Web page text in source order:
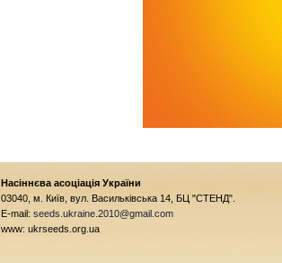
Насіннєва асоціація України
03040, м. Київ, вул. Васильківська 14, БЦ "СТЕНД".
E-mail: seeds.ukraine.2010@gmail.com
www: ukrseeds.org.ua